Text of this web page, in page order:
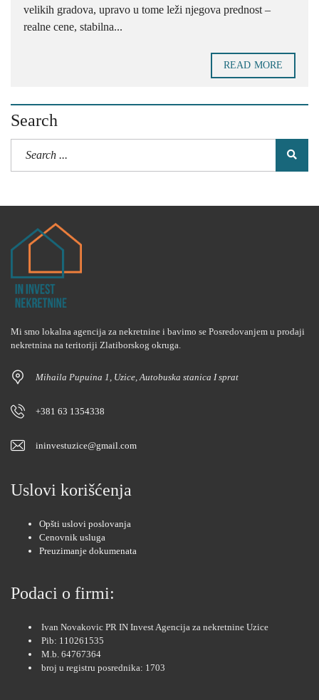
velikih gradova, upravo u tome leži njegova prednost –
realne cene, stabilna...
READ MORE
Search
Mi smo lokalna agencija za nekretnine i bavimo se Posredovanjem u prodaji
nekretnina na teritoriji Zlatiborskog okruga.
Mihaila Pupuina 1, Uzice, Autobuska stanica I sprat
+381 63 1354338
ininvestuzice@gmail.com
Uslovi korišćenja
Opšti uslovi poslovanja
Cenovnik usluga
Preuzimanje dokumenata
Podaci o firmi:
Ivan Novakovic PR IN Invest Agencija za nekretnine Uzice
Pib: 110261535
M.b. 64767364
broj u registru posrednika: 1703